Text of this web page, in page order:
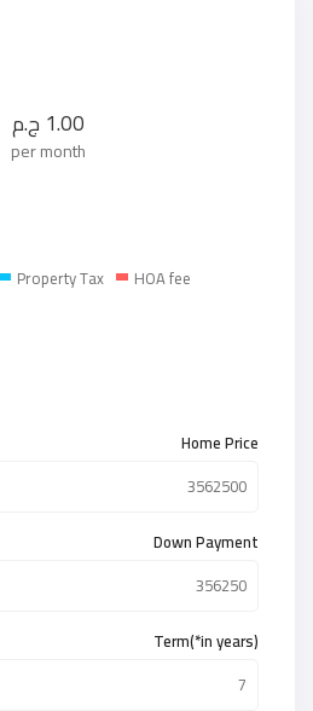
1.00 ج.م
per month
Property Tax HOA fee
Home Price
Down Payment
Term(*in years)